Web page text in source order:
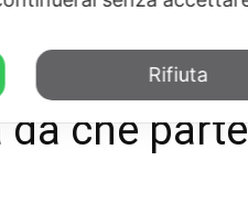
stare"
da che parte
Rifiuta